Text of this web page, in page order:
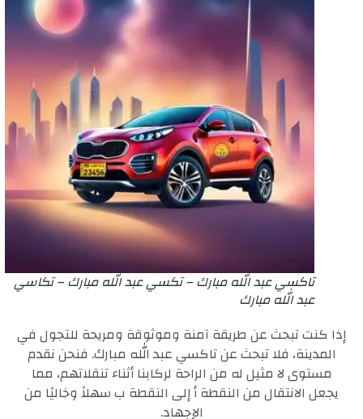
تاكسي عبد الله مبارك – تكسي عبد الله مبارك – تكاسي
عبد الله مبارك
إذا كنت تبحث عن طريقة آمنة وموثوقة ومريحة للتجول في
المدينة، فلا تبحث عن تاكسي عبد الله مبارك. فنحن نقدم
مستوى لا مثيل له من الراحة لركابنا أثناء تنقلاتهم، مما
يجعل الانتقال من النقطة أ إلى النقطة ب سهلاً وخاليًا من
الإجهاد.